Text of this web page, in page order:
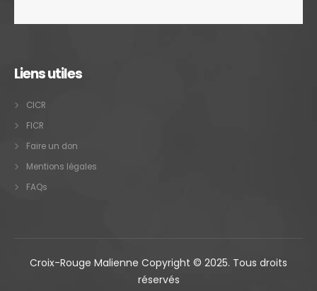
Liens utiles
CICR
FICR
Faire un don
Mentions légales
FAQs
Croix-Rouge Malienne Copyright © 2025. Tous droits
réservés